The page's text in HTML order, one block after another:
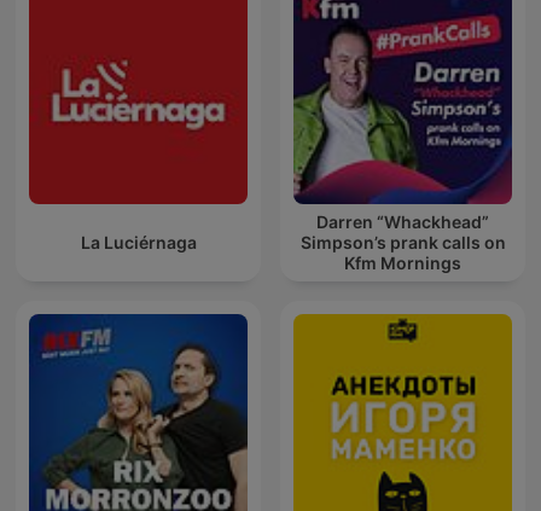
La Luciérnaga
Darren “Whackhead”
Simpson’s prank calls on
Kfm Mornings